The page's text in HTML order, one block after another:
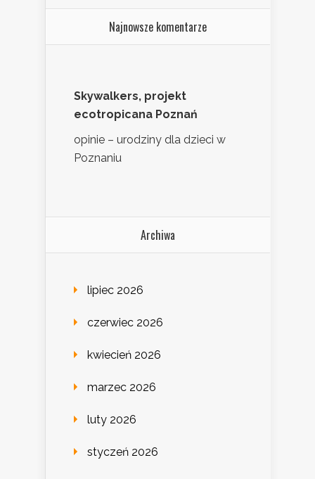
Najnowsze komentarze
Skywalkers, projekt
ecotropicana Poznań
opinie – urodziny dla dzieci w
Poznaniu
Archiwa
lipiec 2026
czerwiec 2026
kwiecień 2026
marzec 2026
luty 2026
styczeń 2026